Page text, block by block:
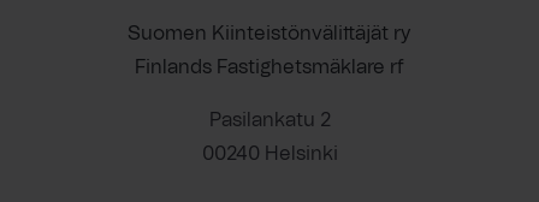
Suomen Kiinteistönvälittäjät ry
Finlands Fastighetsmäklare rf
Pasilankatu 2
00240 Helsinki